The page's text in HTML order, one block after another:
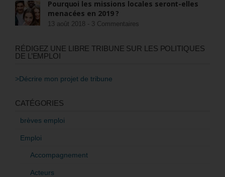
Pourquoi les missions locales seront-elles
menacées en 2019 ?
13 août 2018 - 3 Commentaires
RÉDIGEZ UNE LIBRE TRIBUNE SUR LES POLITIQUES
DE L’EMPLOI
>Décrire mon projet de tribune
CATÉGORIES
brèves emploi
Emploi
Accompagnement
Acteurs